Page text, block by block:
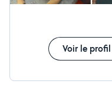
Voir le profil